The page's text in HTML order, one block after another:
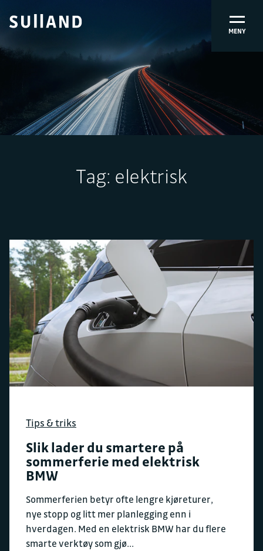
MENY
Tag: elektrisk
Tips & triks
Slik lader du smartere på
sommerferie med elektrisk
BMW
Sommerferien betyr ofte lengre kjøreturer,
nye stopp og litt mer planlegging enn i
hverdagen. Med en elektrisk BMW har du flere
smarte verktøy som gjø...